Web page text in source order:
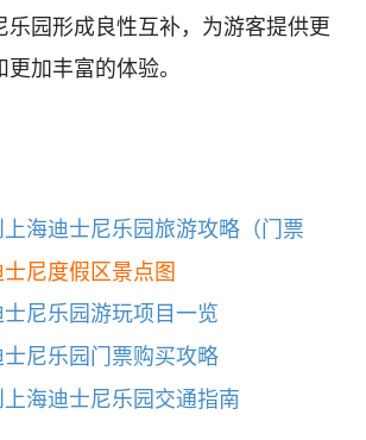
乐园形成良性互补，为游客提供更
加丰富的体验。
海迪士尼乐园旅游攻略（门票
尼度假区景点图
尼乐园游玩项目一览
尼乐园门票购买攻略
海迪士尼乐园交通指南